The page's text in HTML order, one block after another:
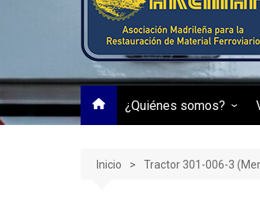
¿Quiénes somos?
Inicio Tractor 301-006-3